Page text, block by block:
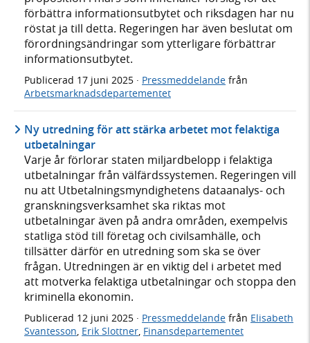
förbättra informationsutbytet och riksdagen har nu
röstat ja till detta. Regeringen har även beslutat om
förordningsändringar som ytterligare förbättrar
informationsutbytet.
Publicerad 17 juni 2025 · Pressmeddelande från
Arbetsmarknadsdepartementet
Ny utredning för att stärka arbetet mot felaktiga
utbetalningar
Varje år förlorar staten miljardbelopp i felaktiga
utbetalningar från välfärdssystemen. Regeringen vill
nu att Utbetalningsmyndighetens dataanalys- och
granskningsverksamhet ska riktas mot
utbetalningar även på andra områden, exempelvis
statliga stöd till företag och civilsamhälle, och
tillsätter därför en utredning som ska se över
frågan. Utredningen är en viktig del i arbetet med
att motverka felaktiga utbetalningar och stoppa den
kriminella ekonomin.
Publicerad 12 juni 2025 · Pressmeddelande från Elisabeth
Svantesson, Erik Slottner, Finansdepartementet